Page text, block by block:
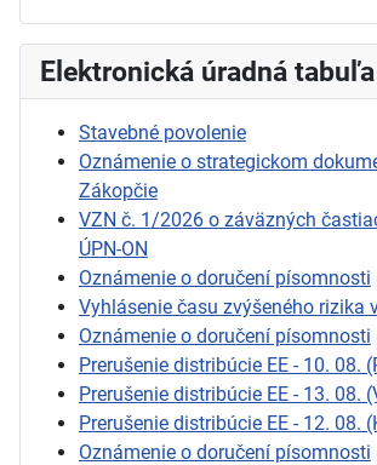
Elektronická úradná tabuľa
Stavebné povolenie
Oznámenie o strategickom
Zákopčie
VZN č. 1/2026 o záväzných
ÚPN-ON
Oznámenie o doručení písomnosti
Vyhlásenie času zvýšeného rizika
Oznámenie o doručení písomnosti
Prerušenie distribúcie EE - 10. 08.
Prerušenie distribúcie EE - 13. 08.
Prerušenie distribúcie EE - 12. 08.
Oznámenie o doručení písomnosti